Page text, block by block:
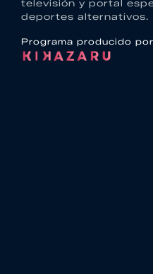
televisión y portal
deportes alternativos.
Programa producido